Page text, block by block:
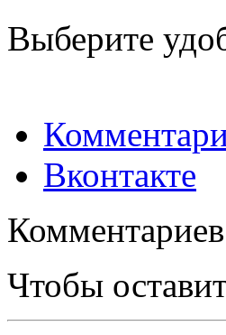
Выберите
Вконтакте
Чтобы